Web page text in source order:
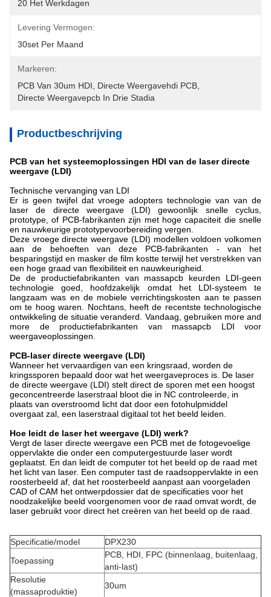
20 Het Werkdagen
Levering Vermogen:
30set Per Maand
Markeren:
PCB Van 30um HDI
Directe Weergavehdi PCB
Directe Weergavepcb In Drie Stadia
Productbeschrijving
PCB van het systeemoplossingen HDI van de laser directe
weergave (LDI)
Technische vervanging van LDI
Er is geen twijfel dat vroege adopters technologie van van de
laser de directe weergave (LDI) gewoonlijk snelle cyclus,
prototype, of PCB-fabrikanten zijn met hoge capaciteit die snelle
en nauwkeurige prototypevoorbereiding vergen.
Deze vroege directe weergave (LDI) modellen voldoen volkomen
aan de behoeften van deze PCB-fabrikanten - van het
besparingstijd en masker de film kostte terwijl het verstrekken van
een hoge graad van flexibiliteit en nauwkeurigheid.
De de productiefabrikanten van massapcb keurden LDI-geen
technologie goed, hoofdzakelijk omdat het LDI-systeem te
langzaam was en de mobiele verrichtingskosten aan te passen
om te hoog waren. Nochtans, heeft de recentste technologische
ontwikkeling de situatie veranderd. Vandaag, gebruiken more and
more de productiefabrikanten van massapcb LDI voor
weergaveoplossingen.
PCB-laser directe weergave (LDI)
Wanneer het vervaardigen van een kringsraad, worden de
kringssporen bepaald door wat het weergaveproces is. De laser
de directe weergave (LDI) stelt direct de sporen met een hoogst
geconcentreerde laserstraal bloot die in NC controleerde, in
plaats van overstroomd licht dat door een fotohulpmiddel
overgaat zal, een laserstraal digitaal tot het beeld leiden.
Hoe leidt de laser het weergave (LDI) werk?
Vergt de laser directe weergave een PCB met de fotogevoelige
oppervlakte die onder een computergestuurde laser wordt
geplaatst. En dan leidt de computer tot het beeld op de raad met
het licht van laser. Een computer tast de raadsoppervlakte in een
roosterbeeld af, dat het roosterbeeld aanpast aan voorgeladen
CAD of CAM het ontwerpdossier dat de specificaties voor het
noodzakelijke beeld voorgenomen voor de raad omvat wordt, de
laser gebruikt voor direct het creëren van het beeld op de raad.
Specificatie/model
DPX230
Toepassing
PCB, HDI, FPC (binnenlaag, buitenlaag,
anti-last)
Resolutie
(massaproduktie)
30um